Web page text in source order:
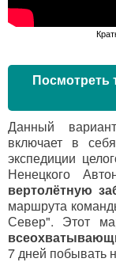
Посмотреть
Данный
включает в
экспедиции
Ненецкого
вертолётную
маршрута
Север". Этот
7 дней побывать